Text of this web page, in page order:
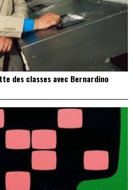
des classes avec Bernardino